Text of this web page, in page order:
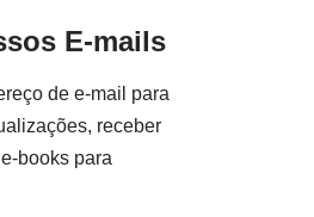
E-mails
de e-mail para
receber
books para